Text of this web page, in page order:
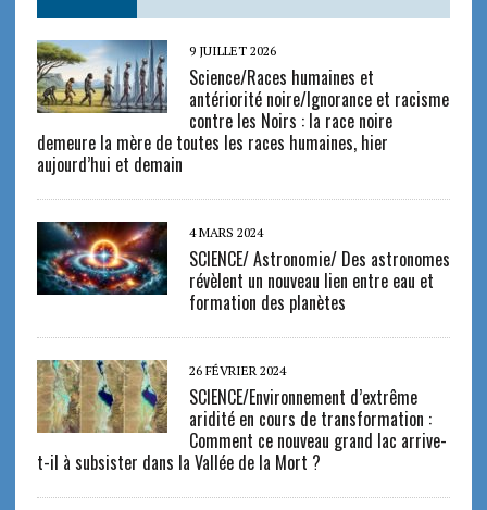
9 JUILLET 2026
Science/Races humaines et
antériorité noire/Ignorance et racisme
contre les Noirs : la race noire
demeure la mère de toutes les races humaines, hier
aujourd’hui et demain
4 MARS 2024
SCIENCE/ Astronomie/ Des astronomes
révèlent un nouveau lien entre eau et
formation des planètes
26 FÉVRIER 2024
SCIENCE/Environnement d’extrême
aridité en cours de transformation :
Comment ce nouveau grand lac arrive-
t-il à subsister dans la Vallée de la Mort ?